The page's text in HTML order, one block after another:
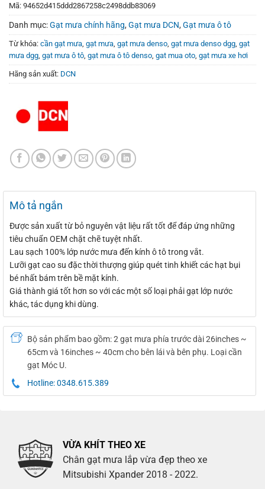
Mã: 94652d415ddd2867258c2498ddb83069
Danh mục:Gạt mưa chính hãng,Gạt mưa DCN,Gạt mưa ô tô
Từ khóa: cần gạt mưa gạt mưa gạt mưa denso gạt mưa denso dgg gạt
mưa dgg gạt mưa ô tô gạt mưa ô tô denso gat mua oto gạt mưa xe hơi
Hãng sản xuất: DCN
Mô tả ngắn
Được sản xuất từ bỏ ​​nguyên vật liệu rất tốt để đáp ứng những
tiêu chuẩn OEM chặt chẽ tuyệt nhất.
Lau sạch 100% lớp nước mưa đến kính ô tô trong vắt.
Lưỡi gạt cao su đặc thời thượng giúp quét tinh khiết các hạt bụi
bé nhất bám trên bề mặt kính.
Giá thành giá tốt hơn so với các một số loại phải gạt lớp nước
khác, tác dụng khi dùng.
Bộ sản phẩm bao gồm: 2 gạt mưa phía trước dài 26inches ~
65cm và 16inches ~ 40cm cho bên lái và bên phụ. Loại cần
gạt Móc U.
Hotline: 0348.615.389
VỪA KHÍT THEO XE
Chân gạt mưa lắp vừa đẹp theo xe
Mitsubishi Xpander 2018 - 2022.